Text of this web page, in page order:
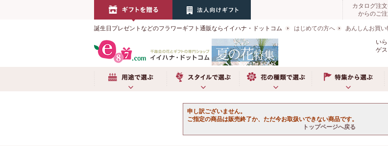
カタログ注
からのご
誕生日プレゼントなどのフラワーギフト通販ならイイハナ・ドットコム はじめての方へ あんしんお買い
い
ゲス
申し訳ございません。
ご指定の商品は販売終了か、ただ今お取扱いできない商品です。
トップページへ戻る